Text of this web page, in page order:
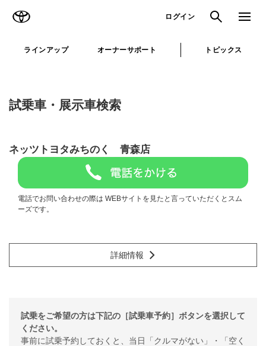
ログイン 検索 メニュ
ラインアップ オーナーサポート トピックス
試乗車・展示車検索
ネッツトヨタみちのく 青森店
電話でお問い合わせの際は WEBサイトを見たと言っていただくとスム
ーズです。
詳細情報
試乗をご希望の方は下記の［試乗車予約］ボタンを選択して
ください。
事前に試乗予約しておくと、当日「クルマがない」・「空く